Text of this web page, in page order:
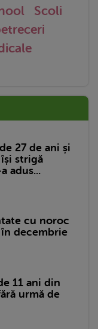
Scoli
27 de ani și
strigă
adus...
cu noroc
în decembrie
11 ani din
urmă de